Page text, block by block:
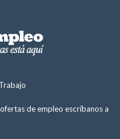
de empleo escríbanos a